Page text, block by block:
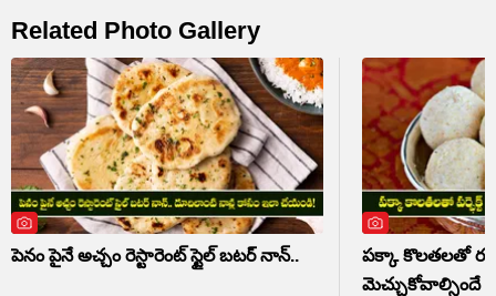
Related Photo Gallery
పెనం పైనే అచ్చం రెస్టారెంట్ స్టైల్ బటర్ నాన్..
పక్కా కొలతలతో రవ్వ
మెచ్చుకోవాల్సిందే